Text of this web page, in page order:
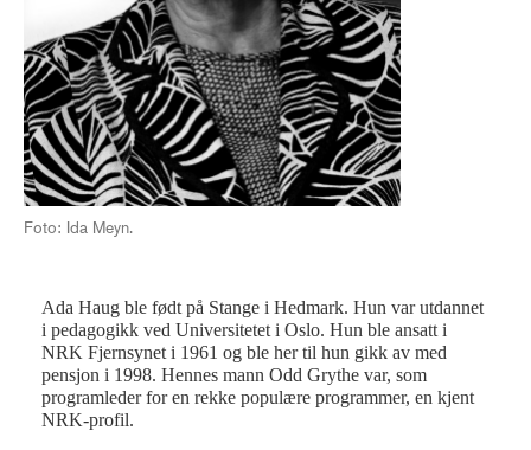
Foto: Ida Meyn.
Ada Haug ble født på Stange i Hedmark. Hun var utdannet
i pedagogikk ved Universitetet i Oslo. Hun ble ansatt i
NRK Fjernsynet i 1961 og ble her til hun gikk av med
pensjon i 1998. Hennes mann Odd Grythe var, som
programleder for en rekke populære programmer, en kjent
NRK-profil.